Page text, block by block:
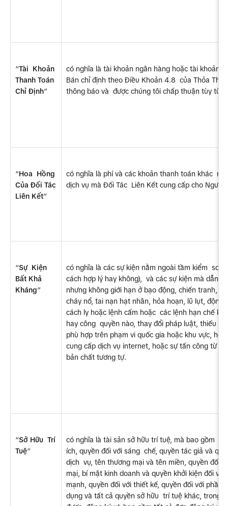
“Tài  Khoản
Thanh Toán
Chỉ Định”
có nghĩa là tài khoản ngân hàng hoặc tài khoản
Bán chỉ định theo Điều Khoản 4.8  của Thỏa
thông báo và  được chúng tôi chấp thuận tùy
“Hoa  Hồng
Của Đối Tác
Liên Kết”
có nghĩa là phí và các khoản thanh toán khác
dịch vụ mà Đối Tác  Liên Kết cung cấp cho Người
“Sự  Kiện
Bất Khả
Kháng”
có nghĩa là các sự kiện nằm ngoài tầm kiểm
cách hợp lý hay không),  và các sự kiện mà dẫn
nhưng không giới hạn ở bạo động, chiến tranh,
cháy nổ, tai nạn hạt nhân, hỏa hoạn, lũ lụt,
cách ly hoặc lệnh cấm hoặc  các lệnh hạn chế
hay công  quyền nào, thay đổi pháp luật, thiếu
phù hợp trên phạm vi quốc gia hoặc khu vực,
cung cấp dịch vụ internet, hoặc sự tấn công từ
bản chất tương tự.
“Sở Hữu  Trí
Tuệ”
có nghĩa là tài sản sở hữu trí tuệ, mà bao gồm
ích, quyền đối với sáng  chế, quyền tác giả và
dịch  vụ, tên thương mại và tên miền, quyền đối
mại, bí mật kinh doanh và quyền khởi kiện đối
mạnh, quyền đối với thiết kế, quyền đối với phần
dụng và tất cả quyền sở hữu  trí tuệ khác, trong